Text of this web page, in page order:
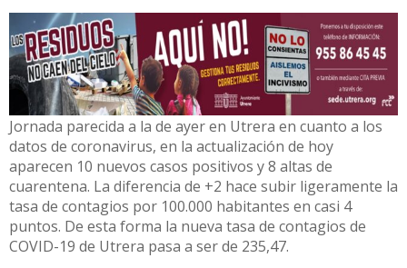
Jornada parecida a la de ayer en Utrera en cuanto a los
datos de coronavirus, en la actualización de hoy
aparecen 10 nuevos casos positivos y 8 altas de
cuarentena. La diferencia de +2 hace subir ligeramente la
tasa de contagios por 100.000 habitantes en casi 4
puntos. De esta forma la nueva tasa de contagios de
COVID-19 de Utrera pasa a ser de 235,47.